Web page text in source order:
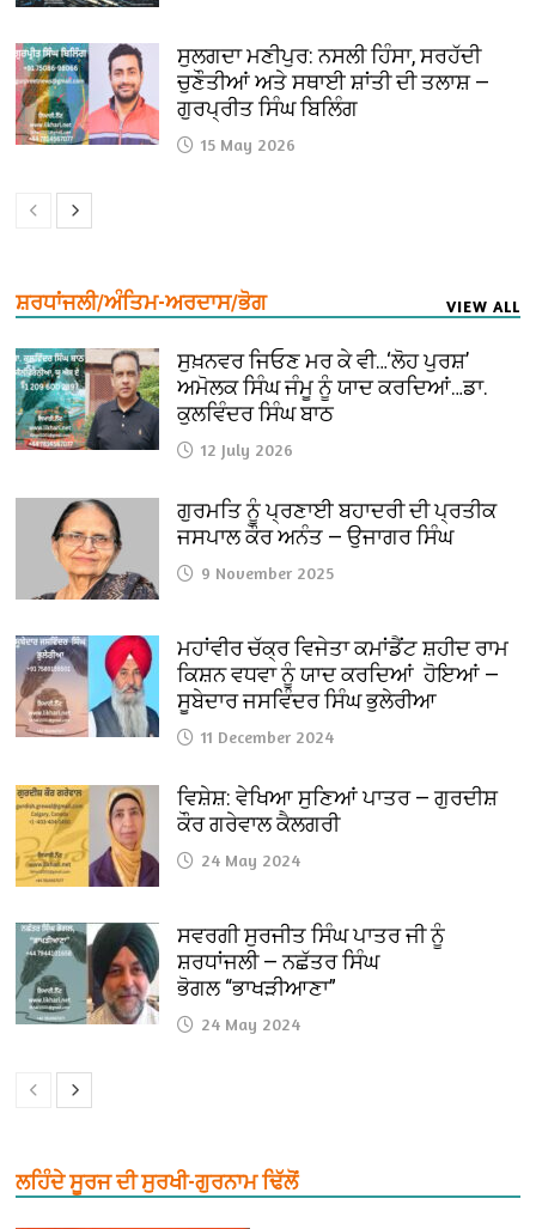
ਸੁਲਗਦਾ ਮਣੀਪੁਰ: ਨਸਲੀ ਹਿੰਸਾ, ਸਰਹੱਦੀ
ਚੁਣੌਤੀਆਂ ਅਤੇ ਸਥਾਈ ਸ਼ਾਂਤੀ ਦੀ ਤਲਾਸ਼ —
ਗੁਰਪ੍ਰੀਤ ਸਿੰਘ ਬਿਲਿੰਗ
15 May 2026
ਸ਼ਰਧਾਂਜਲੀ/ਅੰਤਿਮ-ਅਰਦਾਸ/ਭੋਗ VIEW ALL
ਸੁਖ਼ਨਵਰ ਜਿਓਣ ਮਰ ਕੇ ਵੀ…‘ਲੋਹ ਪੁਰਸ਼’
ਅਮੋਲਕ ਸਿੰਘ ਜੰਮੂ ਨੂੰ ਯਾਦ ਕਰਦਿਆਂ…ਡਾ.
ਕੁਲਵਿੰਦਰ ਸਿੰਘ ਬਾਠ
12 July 2026
ਗੁਰਮਤਿ ਨੂੰ ਪ੍ਰਣਾਈ ਬਹਾਦਰੀ ਦੀ ਪ੍ਰਤੀਕ
ਜਸਪਾਲ ਕੌਰ ਅਨੰਤ — ਉਜਾਗਰ ਸਿੰਘ
9 November 2025
ਮਹਾਂਵੀਰ ਚੱਕ੍ਰ ਵਿਜੇਤਾ ਕਮਾਂਡੈਂਟ ਸ਼ਹੀਦ ਰਾਮ
ਕਿਸ਼ਨ ਵਧਵਾ ਨੂੰ ਯਾਦ ਕਰਦਿਆਂ ਹੋਇਆਂ —
ਸੂਬੇਦਾਰ ਜਸਵਿੰਦਰ ਸਿੰਘ ਭੁਲੇਰੀਆ
11 December 2024
ਵਿਸ਼ੇਸ਼: ਵੇਖਿਆ ਸੁਣਿਆਂ ਪਾਤਰ — ਗੁਰਦੀਸ਼
ਕੌਰ ਗਰੇਵਾਲ ਕੈਲਗਰੀ
24 May 2024
ਸਵਰਗੀ ਸੁਰਜੀਤ ਸਿੰਘ ਪਾਤਰ ਜੀ ਨੂੰ
ਸ਼ਰਧਾਂਜਲੀ — ਨਛੱਤਰ ਸਿੰਘ
ਭੋਗਲ “ਭਾਖੜੀਆਣਾ”
24 May 2024
ਲਹਿੰਦੇ ਸੂਰਜ ਦੀ ਸੁਰਖੀ-ਗੁਰਨਾਮ ਢਿੱਲੋਂ